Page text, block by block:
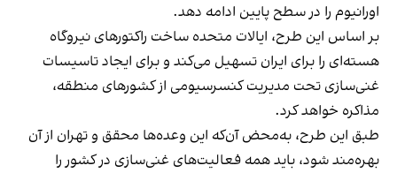
اورانیوم را در سطح پایین ادامه دهد.
بر اساس این طرح، ایالات متحده ساخت راکتورهای نیروگاه
هسته‌ای را برای ایران تسهیل می‌کند و برای ایجاد تاسیسات
غنی‌سازی تحت مدیریت کنسرسیومی از کشورهای منطقه،
مذاکره خواهد کرد.
طبق این طرح، به‌محض آن‌که این وعده‌ها محقق و تهران از آن
بهره‌مند شود، باید همه فعالیت‌های غنی‌سازی در کشور را